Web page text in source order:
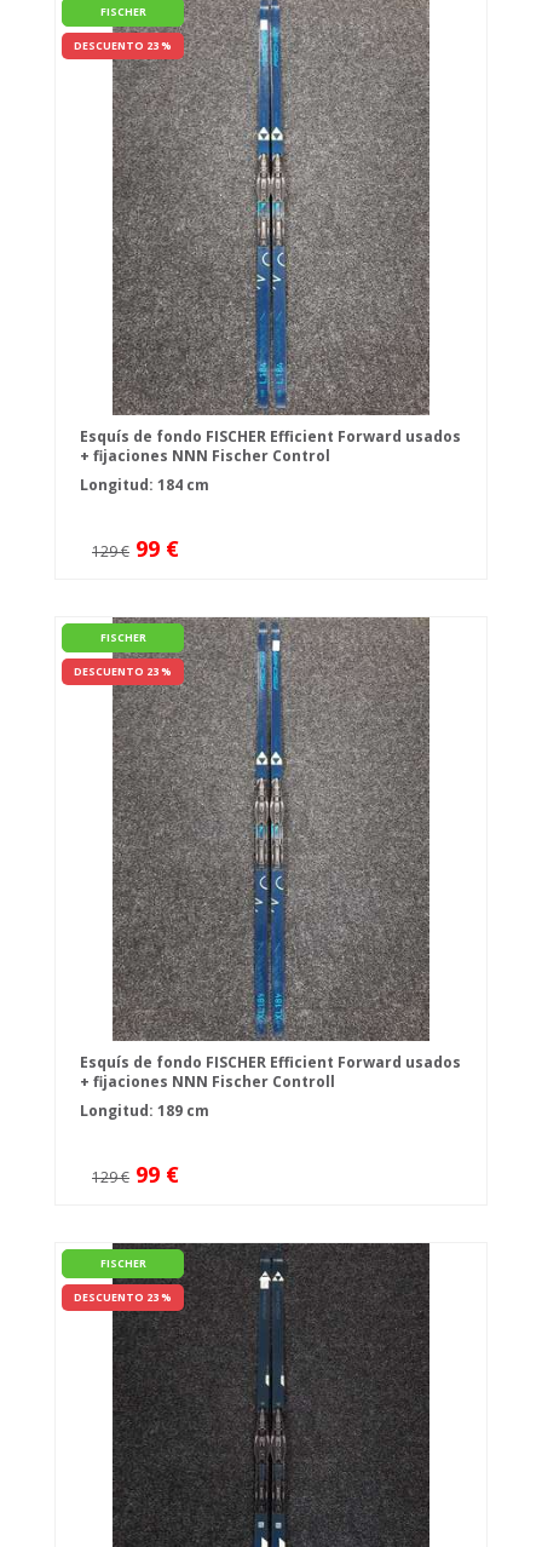
FISCHER
DESCUENTO 23 %
Esquís de fondo FISCHER Efficient Forward usados
+ fijaciones NNN Fischer Control
Longitud: 184 cm
129 € 99 €
FISCHER
DESCUENTO 23 %
Esquís de fondo FISCHER Efficient Forward usados
+ fijaciones NNN Fischer Controll
Longitud: 189 cm
129 € 99 €
FISCHER
DESCUENTO 23 %